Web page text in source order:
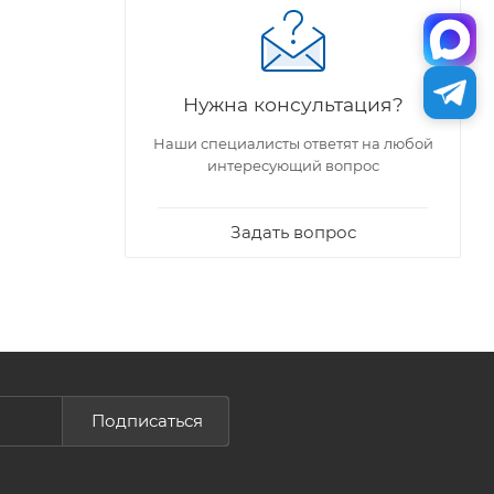
Нужна консультация?
Наши специалисты ответят на любой
интересующий вопрос
Задать вопрос
Подписаться